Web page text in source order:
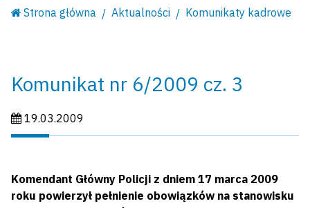
Strona główna Aktualności Komunikaty kadrowe
Komunikat nr 6/2009 cz. 3
Data publikacji:
19.03.2009
Komendant Główny Policji z dniem 17 marca 2009
roku powierzył pełnienie obowiązków na stanowisku